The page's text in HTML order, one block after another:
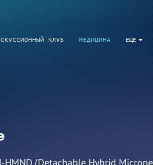
ЕЩЁ
КЛУБ МЕДИЦИНА
(Detachable Hybrid